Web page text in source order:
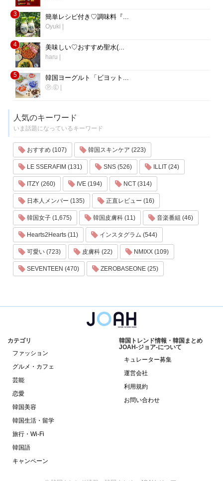
3 簡単レシピ付き♡調味料『...
Oyuki |
4 美味しい♡おすすめ聖水(...
haru |
5 韓国ヨーグルト「ビヨット...
Ⓟ.Ⓔ |
人気のキーワード
いま話題になっているキーワード
おすすめ (107) 韓国スキンケア (223)
LE SSERAFIM (131) SNS (526) ILLIT (24)
ITZY (260) IVE (194) NCT (314)
日本人メンバー (135) 正直レビュー (16)
韓国女子 (1,675) 韓国皮膚科 (11) 音楽番組 (46)
Hearts2Hearts (11) インスタグラム (544)
可愛い (723) 皮膚科 (22) NMIXX (109)
SEVENTEEN (470) ZEROBASEONE (25)
カテゴリ
ファッション
グルメ・カフェ
芸能
恋愛
韓国美容
韓国生活・留学
旅行・Wi-Fi
韓国語
キャンペーン
韓国トレンド情報・韓国まとめ
JOAH-ジョア-について
キュレーター募集
運営会社
利用規約
お問い合わせ